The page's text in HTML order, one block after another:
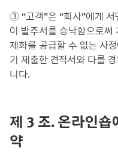
③ “고객”은 “회사”에게
이 발주서를 승낙함으로써
제화를 공급할 수 없는 사
기 제출한 견적서와 다를
니다.
제 3 조. 온라인숍
약